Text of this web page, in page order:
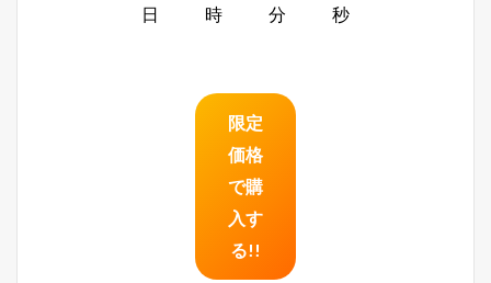
日 時 分 秒
限定
価格
で購
入す
る!!